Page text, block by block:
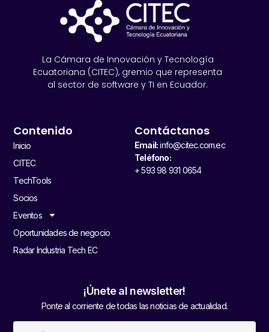
La Cámara de Innovación y Tecnología
Ecuatoriana (CITEC), gremio que representa
al sector de software y TI en Ecuador.
Contenido
Inicio
CITEC
TechTools
Socios
Eventos
Oportunidades de negocio
Radar Industria Tech EC
Contáctanos
Email:info@citec.com.ec
Teléfono:
+ 593 98 931 0654
¡Únete al newsletter!
Ponte al corriente de todas las noticias de actualidad.